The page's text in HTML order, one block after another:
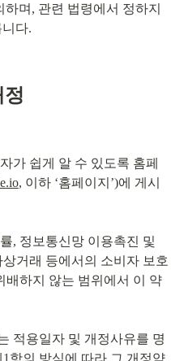
며, 관련 법령에서 정하지
다.
가 쉽게 알 수 있도록 홈페
, 이하 ‘홈페이지’)에 게시
, 정보통신망 이용촉진 및
거래 등에서의 소비자 보호
배하지 않는 범위에서 이 약
적용일자 및 개정사유를 명
항의 방식에 따라 그 개정약